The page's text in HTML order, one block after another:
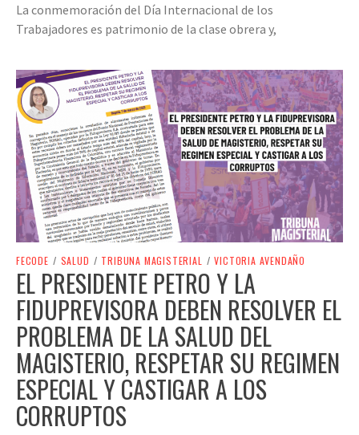
La conmemoración del Día Internacional de los
Trabajadores es patrimonio de la clase obrera y,
FECODE / SALUD / TRIBUNA MAGISTERIAL / VICTORIA AVENDAÑO
EL PRESIDENTE PETRO Y LA
FIDUPREVISORA DEBEN RESOLVER EL
PROBLEMA DE LA SALUD DEL
MAGISTERIO, RESPETAR SU REGIMEN
ESPECIAL Y CASTIGAR A LOS
CORRUPTOS